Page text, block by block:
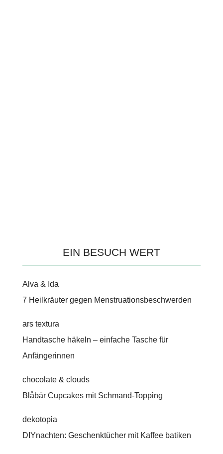
EIN BESUCH WERT
Alva & Ida
7 Heilkräuter gegen Menstruationsbeschwerden
ars textura
Handtasche häkeln – einfache Tasche für
Anfängerinnen
chocolate & clouds
Blåbär Cupcakes mit Schmand-Topping
dekotopia
DIYnachten: Geschenktücher mit Kaffee batiken